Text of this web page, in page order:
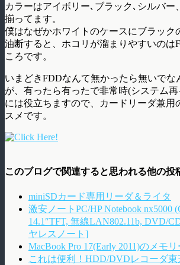
カラーはアイボリー､ブラック､シルバー
揃ってます。
僕はなぜかホワイトのケースにブラック
油断すると、ホコリが溜まりやすいのは
ころです。
いまどきFDDなんて無かったら無いでな
が、有ったら有ったで非常時(システム
には役立ちますので、カードリーダ兼用
スメです。
このブログで関連すると思われる他の投
miniSDカード専用リーダ＆ライタ
激安ノートPC/HP Notebook nx5000
14.1″TFT, 無線LAN802.11b, DVD/
ヤレスノート]
MacBook Pro 17(Early 2011)のメモ
これは便利！HDD/DVDレコーダ東